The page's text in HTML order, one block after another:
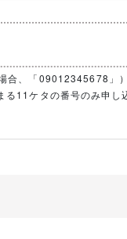
合、「09012345678」）
11ケタの番号のみ申し